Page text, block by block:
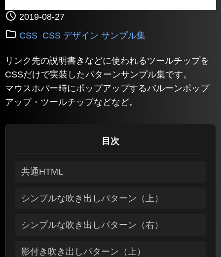
2019-08-27
CSS CSS デザイン サンプル集
リンク先の説明書きなどに使われるツールチップを
CSSだけで実装したパターンサンプル集です。
マウスホバー時にポップアップするバルーンポップ
アップ・ツールチップなどなど。
目次
共通HTML
シンプルな吹き出しパターン（上）
シンプルな吹き出しパターン（右）
影付き吹き出しパターン（上）